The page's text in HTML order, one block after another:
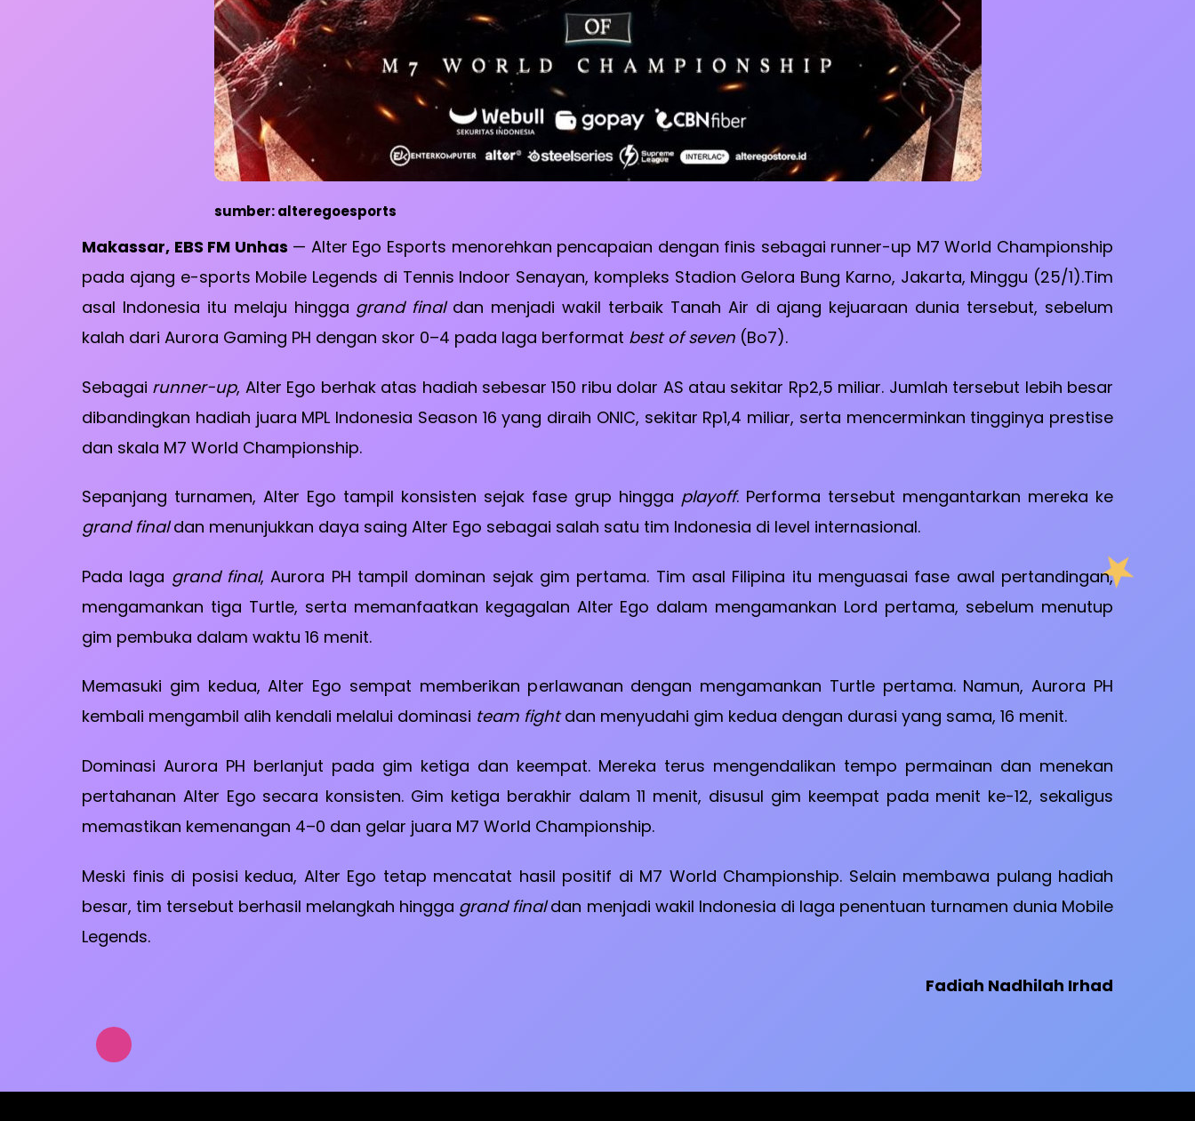
sumber: alteregoesports
Makassar, EBS FM Unhas — Alter Ego Esports menorehkan pencapaian dengan finis sebagai runner-up M7 World Championship
pada ajang e-sports Mobile Legends di Tennis Indoor Senayan, kompleks Stadion Gelora Bung Karno, Jakarta, Minggu (25/1).Tim
asal Indonesia itu melaju hingga grand finaldan menjadi wakil terbaik Tanah Air di ajang kejuaraan dunia tersebut, sebelum
kalah dari Aurora Gaming PH dengan skor 0–4 pada laga berformat best of seven (Bo7).
Sebagai runner-up, Alter Ego berhak atas hadiah sebesar 150 ribu dolar AS atau sekitar Rp2,5 miliar. Jumlah tersebut lebih besar
dibandingkan hadiah juara MPL Indonesia Season 16 yang diraih ONIC, sekitar Rp1,4 miliar, serta mencerminkan tingginya prestise
dan skala M7 World Championship.
Sepanjang turnamen, Alter Ego tampil konsisten sejak fase grup hingga playoff. Performa tersebut mengantarkan mereka ke
grand finaldan menunjukkan daya saing Alter Ego sebagai salah satu tim Indonesia di level internasional.
Pada laga grand final, Aurora PH tampil dominan sejak gim pertama. Tim asal Filipina itu menguasai fase awal pertandingan,
mengamankan tiga Turtle, serta memanfaatkan kegagalan Alter Ego dalam mengamankan Lord pertama, sebelum menutup
gim pembuka dalam waktu 16 menit.
Memasuki gim kedua, Alter Ego sempat memberikan perlawanan dengan mengamankan Turtle pertama. Namun, Aurora PH
kembali mengambil alih kendali melalui dominasi team fightdan menyudahi gim kedua dengan durasi yang sama, 16 menit.
Dominasi Aurora PH berlanjut pada gim ketiga dan keempat. Mereka terus mengendalikan tempo permainan dan menekan
pertahanan Alter Ego secara konsisten. Gim ketiga berakhir dalam 11 menit, disusul gim keempat pada menit ke-12, sekaligus
memastikan kemenangan 4–0 dan gelar juara M7 World Championship.
Meski finis di posisi kedua, Alter Ego tetap mencatat hasil positif di M7 World Championship. Selain membawa pulang hadiah
besar, tim tersebut berhasil melangkah hingga grand finaldan menjadi wakil Indonesia di laga penentuan turnamen dunia Mobile
Legends.
Fadiah Nadhilah Irhad